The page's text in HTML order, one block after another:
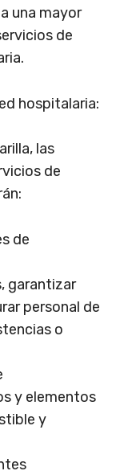
una mayor
de
hospitalaria:
las
de
de
garantizar
personal de
o
y elementos
y